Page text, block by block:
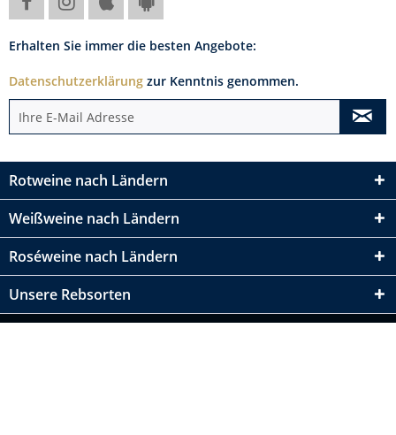
Erhalten Sie immer die besten Angebote:
Datenschutzerklärung zur Kenntnis genommen.
Rotweine nach Ländern
Weißweine nach Ländern
Roséweine nach Ländern
Unsere Rebsorten